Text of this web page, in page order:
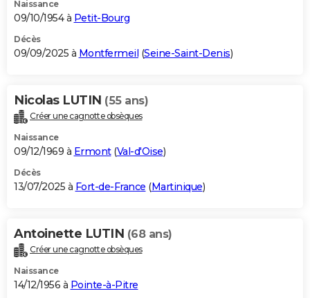
Naissance
09/10/1954 à Petit-Bourg
Décès
09/09/2025 à Montfermeil (Seine-Saint-Denis)
Nicolas LUTIN (55 ans)
Créer une cagnotte obsèques
Naissance
09/12/1969 à Ermont(Val-d'Oise)
Décès
13/07/2025 à Fort-de-France (Martinique)
Antoinette LUTIN (68 ans)
Créer une cagnotte obsèques
Naissance
14/12/1956 à Pointe-à-Pitre